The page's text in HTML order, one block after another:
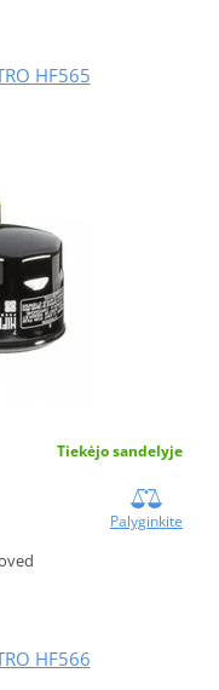
HF565
Tiekėjo sandelyje
Palyginkite
HF566